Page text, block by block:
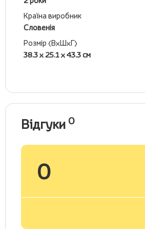
Країна виробник
Словенія
Розмір (ВхШхГ)
38.3 х 25.1 х 43.3 см
Відгуки 0
0